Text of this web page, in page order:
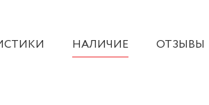
НАЛИЧИЕ ОТЗЫВЫ